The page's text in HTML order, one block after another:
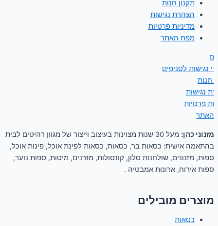
תקנון חנות
הצהרת נגישות
מדיניות פרטיות
מפת האתר
נגישות לסניפים
חנות
נגישות
פרטיות
האתר
מזנוני כהן:
מעל 30 שנות מצוינות בעיצוב וייצור של מגוון רהיטים לבית
בהתאמה אישית: כסאות בר, כסאות, כסאות לפינת אוכל, פינות אוכל,
ספות, מזנונים, שולחנות סלון, קונסולות, מזרנים, מיטות, ספות נוער,
ספות אירוח, ארונות אמבטיה .
מוצרים מובילים
כסאות